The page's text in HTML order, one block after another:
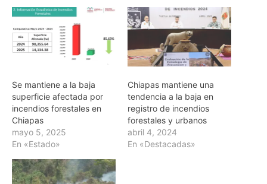
Se mantiene a la baja
superficie afectada por
incendios forestales en
Chiapas
mayo 5, 2025
En «Estado»
Chiapas mantiene una
tendencia a la baja en
registro de incendios
forestales y urbanos
abril 4, 2024
En «Destacadas»